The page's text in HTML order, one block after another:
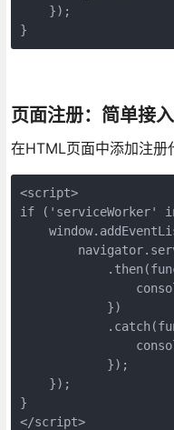
    });
}
页面注册：简单接入
在HTML页面中添加注册
<script>
if ('serviceWorker'
            })
            });
    });
}
</script>